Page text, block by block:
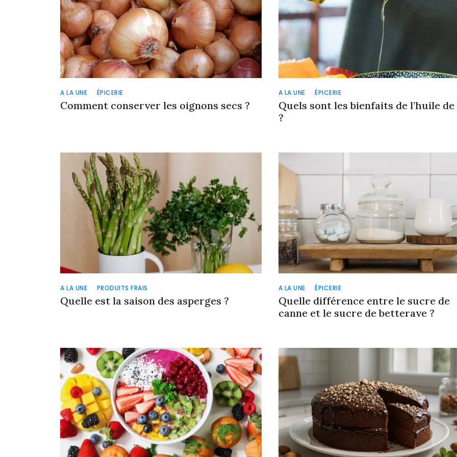
A LA UNE ÉPICERIE
Comment conserver les oignons secs ?
A LA UNE ÉPICERIE
Quels sont les bienfaits de l’huile
?
A LA UNE PRODUITS FRAIS
Quelle est la saison des asperges ?
A LA UNE ÉPICERIE
Quelle différence entre le sucre de
canne et le sucre de betterave ?